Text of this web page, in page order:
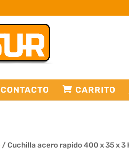
CONTACTO CARRITO
/ Cuchilla acero rapido 400 x 35 x 3